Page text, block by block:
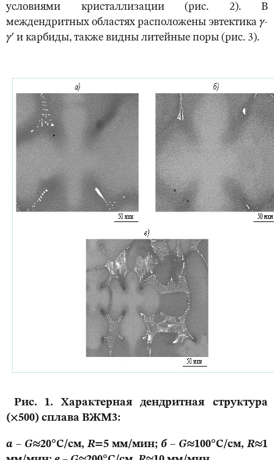
условиями кристаллизации (рис. 2). В
междендритных областях расположены эвтектика γ-
γ′ и карбиды, также видны литейные поры (рис. 3).
Рис. 1. Характерная дендритная структура
(×500) сплава ВЖМ3:
а – G≈20°С/см,R=5 мм/мин; б – G≈100°С/см,R≈1